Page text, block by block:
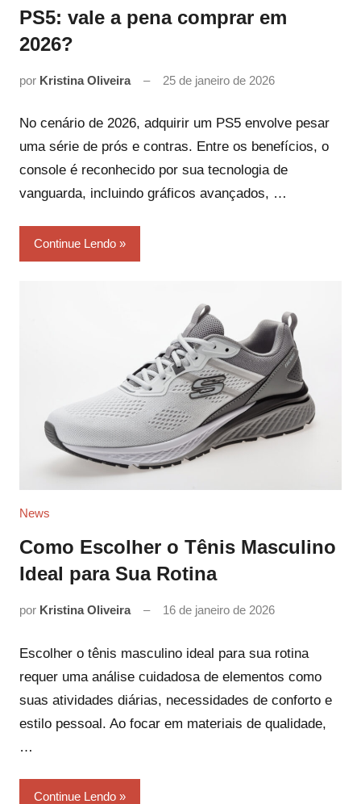
PS5: vale a pena comprar em
2026?
por Kristina Oliveira 25 de janeiro de 2026
No cenário de 2026, adquirir um PS5 envolve pesar
uma série de prós e contras. Entre os benefícios, o
console é reconhecido por sua tecnologia de
vanguarda, incluindo gráficos avançados, …
Continue Lendo
News
Como Escolher o Tênis Masculino
Ideal para Sua Rotina
por Kristina Oliveira 16 de janeiro de 2026
Escolher o tênis masculino ideal para sua rotina
requer uma análise cuidadosa de elementos como
suas atividades diárias, necessidades de conforto e
estilo pessoal. Ao focar em materiais de qualidade,
…
Continue Lendo